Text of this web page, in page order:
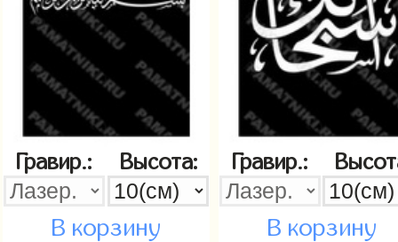
Гравир.: Высота:
В корзину
Гравир.:
В корзину